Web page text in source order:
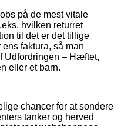
på de mest vitale
hvilken returret
til det er det tillige
faktura, så man
Udfordringen – Hæftet,
eller et barn.
chancer for at sondere
tanker og herved